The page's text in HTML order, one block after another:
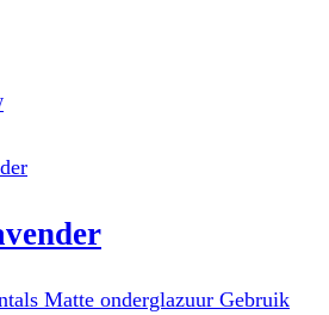
Matte onderglazuur Gebruik